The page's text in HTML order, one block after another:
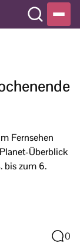
Fernsehen
Überblick
bis zum 6.
0